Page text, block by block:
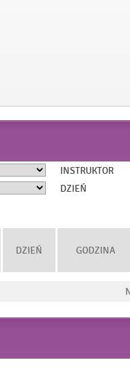
INSTRUKTOR
DZIEŃ
DZIEŃ GODZINA